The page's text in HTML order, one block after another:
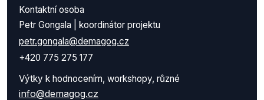
Kontaktní osoba
Petr Gongala | koordinátor projektu
petr.gongala@demagog.cz
+420 775 275 177
Výtky k hodnocením, workshopy, různé
info@demagog.cz